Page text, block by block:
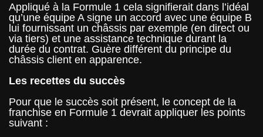
Appliqué à la Formule 1 cela signifierait dans l’idéal
qu’une équipe A signe un accord avec une équipe B
lui fournissant un châssis par exemple (en direct ou
via tiers) et une assistance technique durant la
durée du contrat. Guère différent du principe du
châssis client en apparence.
Les recettes du succès
Pour que le succès soit présent, le concept de la
franchise en Formule 1 devrait appliquer les points
suivant :